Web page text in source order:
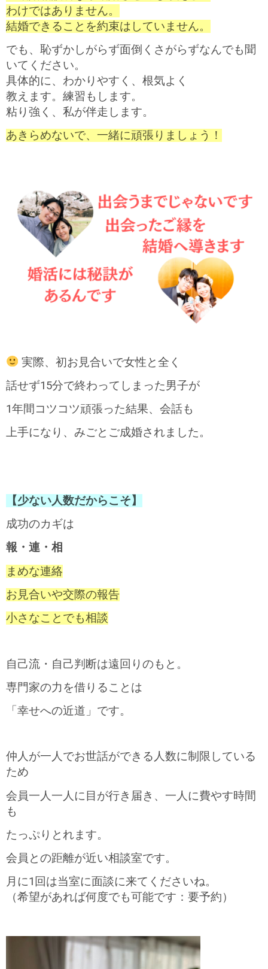
わけではありません。
結婚できることを約束はしていません。
でも、 恥ずかしがらず面倒くさがらずなんでも聞
いてください。
具体的に、わかりやすく、根気よく
教えます。練習もします。
粘り強く、私が伴走します。
あきらめないで、一緒に頑張りましょう！
実際、初お見合いで女性と全く
話せず15分で終わってしまった男子が
1年間コツコツ頑張った結果、会話も
上手になり、みごとご成婚されました。
【少ない人数だからこそ】
成功のカギは
報・連・相
まめな連絡
お見合いや交際の報告
小さなことでも相談
自己流・自己判断は遠回りのもと。
専門家の力を借りることは
「幸せへの近道」です。
仲人が一人でお世話ができる人数に制限している
ため
会員一人一人に目が行き届き、一人に費やす時間
も
たっぷりとれます。
会員との距離が近い相談室です。
月に1回は当室に面談に来てくださいね。
（希望があれば何度でも可能です：要予約）